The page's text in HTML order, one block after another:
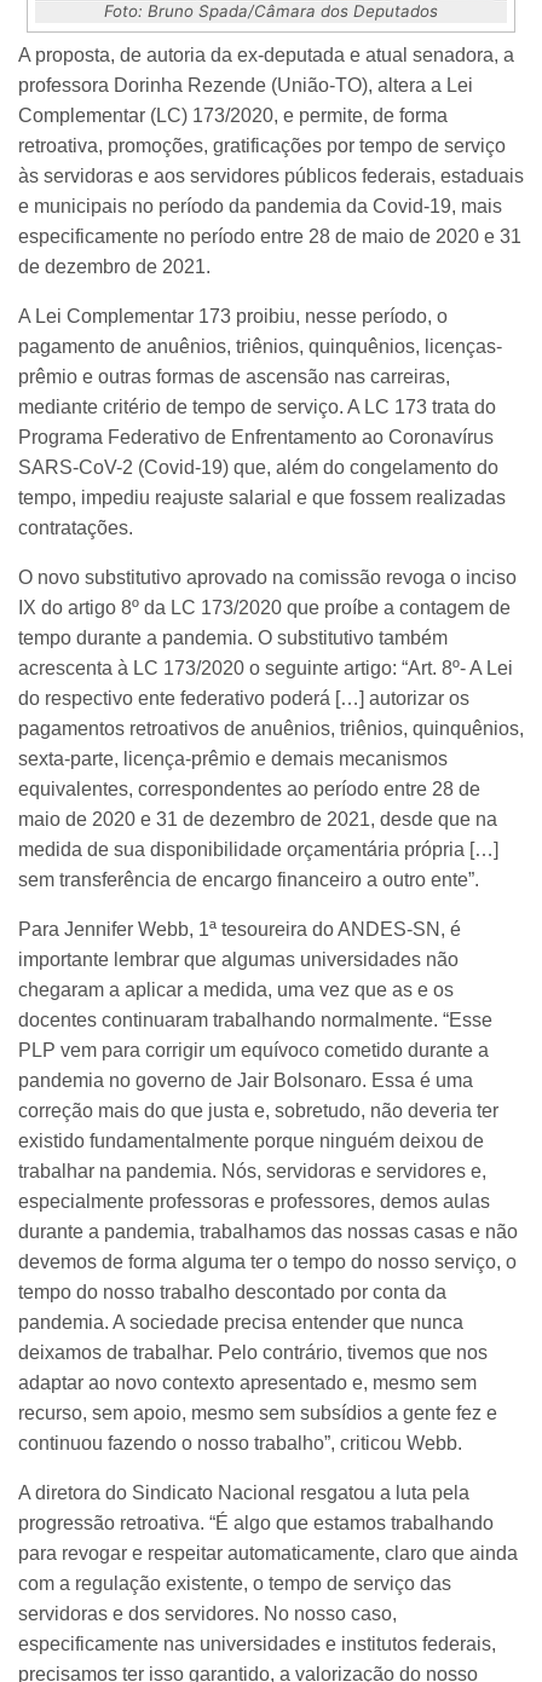
Foto: Bruno Spada/Câmara dos Deputados
A proposta, de autoria da ex-deputada e atual senadora, a
professora Dorinha Rezende (União-TO), altera a Lei
Complementar (LC) 173/2020, e permite, de forma
retroativa, promoções, gratificações por tempo de serviço
às servidoras e aos servidores públicos federais, estaduais
e municipais no período da pandemia da Covid-19, mais
especificamente no período entre 28 de maio de 2020 e 31
de dezembro de 2021.
A Lei Complementar 173 proibiu, nesse período, o
pagamento de anuênios, triênios, quinquênios, licenças-
prêmio e outras formas de ascensão nas carreiras,
mediante critério de tempo de serviço. A LC 173 trata do
Programa Federativo de Enfrentamento ao Coronavírus
SARS-CoV-2 (Covid-19) que, além do congelamento do
tempo, impediu reajuste salarial e que fossem realizadas
contratações.
O novo substitutivo aprovado na comissão revoga o inciso
IX do artigo 8º da LC 173/2020 que proíbe a contagem de
tempo durante a pandemia. O substitutivo também
acrescenta à LC 173/2020 o seguinte artigo: “Art. 8º- A Lei
do respectivo ente federativo poderá […] autorizar os
pagamentos retroativos de anuênios, triênios, quinquênios,
sexta-parte, licença-prêmio e demais mecanismos
equivalentes, correspondentes ao período entre 28 de
maio de 2020 e 31 de dezembro de 2021, desde que na
medida de sua disponibilidade orçamentária própria […]
sem transferência de encargo financeiro a outro ente”.
Para Jennifer Webb, 1ª tesoureira do ANDES-SN, é
importante lembrar que algumas universidades não
chegaram a aplicar a medida, uma vez que as e os
docentes continuaram trabalhando normalmente. “Esse
PLP vem para corrigir um equívoco cometido durante a
pandemia no governo de Jair Bolsonaro. Essa é uma
correção mais do que justa e, sobretudo, não deveria ter
existido fundamentalmente porque ninguém deixou de
trabalhar na pandemia. Nós, servidoras e servidores e,
especialmente professoras e professores, demos aulas
durante a pandemia, trabalhamos das nossas casas e não
devemos de forma alguma ter o tempo do nosso serviço, o
tempo do nosso trabalho descontado por conta da
pandemia. A sociedade precisa entender que nunca
deixamos de trabalhar. Pelo contrário, tivemos que nos
adaptar ao novo contexto apresentado e, mesmo sem
recurso, sem apoio, mesmo sem subsídios a gente fez e
continuou fazendo o nosso trabalho”, criticou Webb.
A diretora do Sindicato Nacional resgatou a luta pela
progressão retroativa. “É algo que estamos trabalhando
para revogar e respeitar automaticamente, claro que ainda
com a regulação existente, o tempo de serviço das
servidoras e dos servidores. No nosso caso,
especificamente nas universidades e institutos federais,
precisamos ter isso garantido, a valorização do nosso